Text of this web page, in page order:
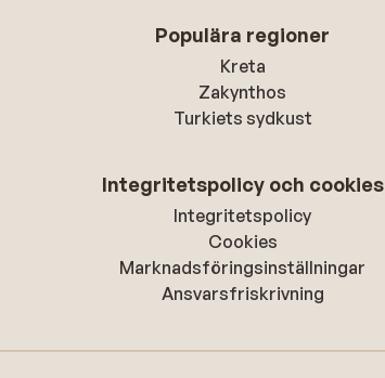
Populära regioner
Kreta
Zakynthos
Turkiets sydkust
Integritetspolicy och cookies
Integritetspolicy
Cookies
Marknadsföringsinställningar
Ansvarsfriskrivning